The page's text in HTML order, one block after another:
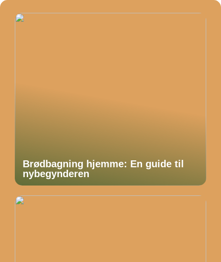
Brødbagning hjemme: En guide til
nybegynderen